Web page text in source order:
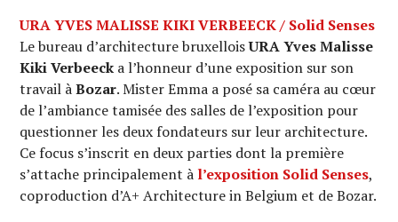
URA YVES MALISSE KIKI VERBEECK / Solid Senses
Le bureau d’architecture bruxelloisURA Yves Malisse
Kiki Verbeeck a l’honneur d’une exposition sur son
travail àBozar. Mister Emma a posé sa caméra au cœur
de l’ambiance tamisée des salles de l’exposition pour
questionner les deux fondateurs sur leur architecture.
Ce focus s’inscrit en deux parties dont la première
s’attache principalement à l’exposition Solid Senses,
coproduction d’A+ Architecture in Belgium et de Bozar.